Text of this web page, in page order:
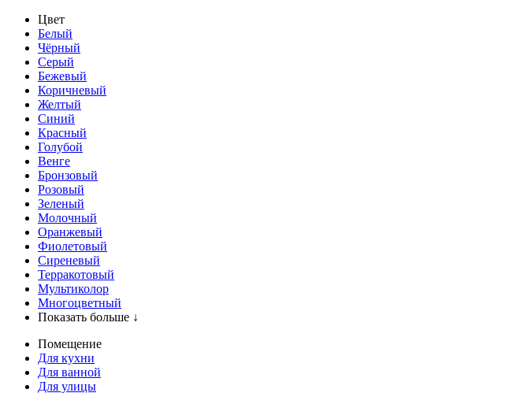
Цвет
Белый
Чёрный
Серый
Бежевый
Коричневый
Желтый
Синий
Красный
Голубой
Венге
Бронзовый
Розовый
Зеленый
Молочный
Оранжевый
Фиолетовый
Сиреневый
Терракотовый
Мультиколор
Многоцветный
Показать больше ↓
Помещение
Для кухни
Для ванной
Для улицы